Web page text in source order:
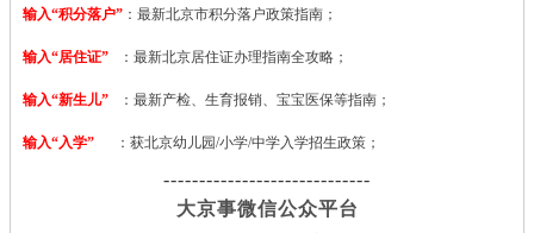
输入“积分落户” ：最新北京市积分落户政策指南；
输入“居住证” ：最新北京居住证办理指南全攻略；
输入“新生儿” ：最新产检、生育报销、宝宝医保等指南；
输入“入学” ：获北京幼儿园/小学/中学入学招生政策；
-----------------------------
大京事微信公众平台